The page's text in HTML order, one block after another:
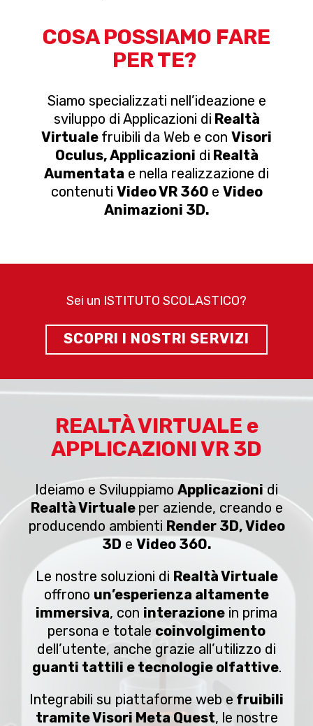
COSA POSSIAMO FARE
PER TE?
Siamo specializzati nell’ideazione e
sviluppo di Applicazioni di Realtà
Virtuale fruibili da Web e con Visori
Oculus, Applicazioni di Realtà
Aumentata e nella realizzazione di
contenuti Video VR 360 e Video
Animazioni 3D.
Sei un ISTITUTO SCOLASTICO?
SCOPRI I NOSTRI SERVIZI
REALTÀ VIRTUALE e
APPLICAZIONI VR 3D
Ideiamo e Sviluppiamo Applicazionidi
Realtà Virtuale per aziende, creando e
producendo ambienti Render 3D, Video
3D e Video 360.
Le nostre soluzioni di Realtà Virtuale
offrono un’esperienza altamente
immersiva, con interazione in prima
persona e totale coinvolgimento
dell’utente, anche grazie all’utilizzo di
guanti tattili e tecnologie olfattive.
Integrabili su piattaforme web e fruibili
tramite Visori Meta Quest, le nostre